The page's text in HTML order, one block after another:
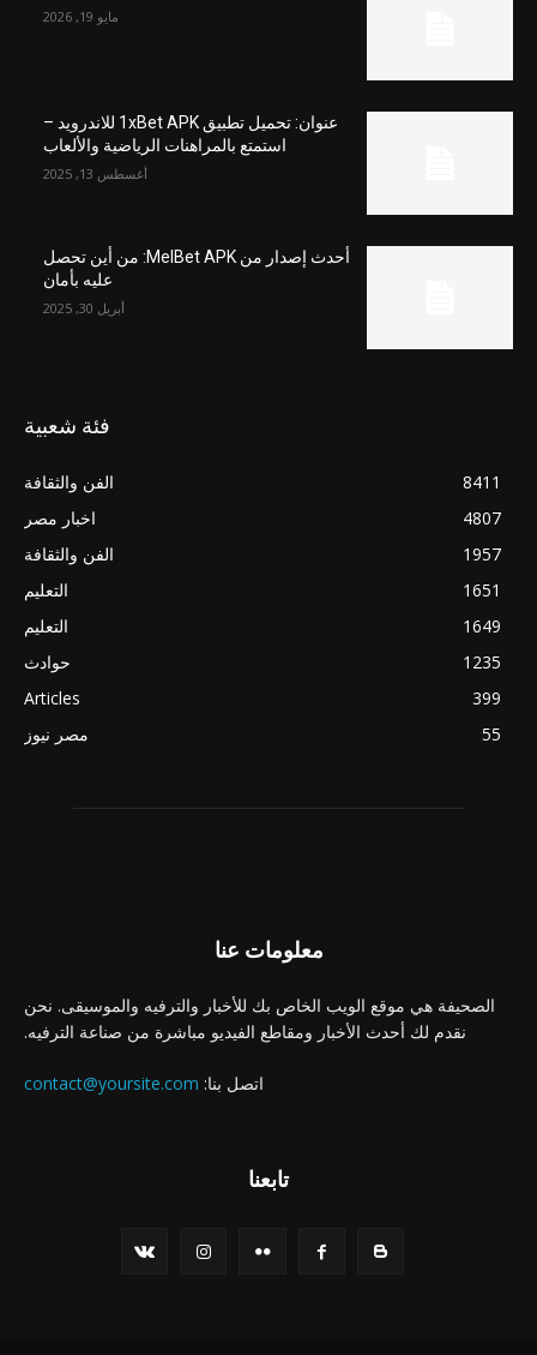
مايو 19, 2026
عنوان: تحميل تطبيق 1xBet APK للاندرويد –
استمتع بالمراهنات الرياضية والألعاب
أغسطس 13, 2025
أحدث إصدار من MelBet APK: من أين تحصل
عليه بأمان
أبريل 30, 2025
فئة شعبية
الفن والثقافة
8411
اخبار مصر
4807
الفن والثقافة
1957
التعليم
1651
التعليم
1649
حوادث
1235
Articles
399
مصر نيوز
55
معلومات عنا
الصحيفة هي موقع الويب الخاص بك للأخبار والترفيه والموسيقى. نحن
نقدم لك أحدث الأخبار ومقاطع الفيديو مباشرة من صناعة الترفيه.
اتصل بنا: contact@yoursite.com
تابعنا